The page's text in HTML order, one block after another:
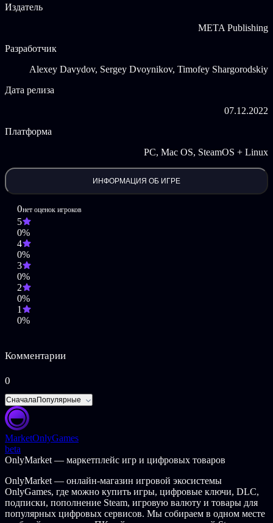
третий набор из этой серии — «Train Valley 2: Sapphire».
Вас ждут 57 новых полностью переработанных уровней
и эпох
мозгами
Издатель
META Publishing
Разработчик
Alexey Davydov, Sergey Dvoynikov, Timofey Shargorodskiy
Дата релиза
07.12.2022
Платформа
PC, Mac OS, SteamOS + Linux
ИНФОРМАЦИЯ ОБ ИГРЕ
0нет оценок игроков
5
0%
4
0%
3
0%
2
0%
1
0%
Комментарии
0
СначалаПопулярные
MarketOnlyGames
beta
OnlyMarket — маркетплейс игр и цифровых товаров
OnlyMarket — онлайн-магазин игровой экосистемы
OnlyGames, где можно купить игры, цифровые ключи, DLC,
подписки, пополнение Steam, игровую валюту и товары для
популярных цифровых сервисов. Мы собираем в одном месте